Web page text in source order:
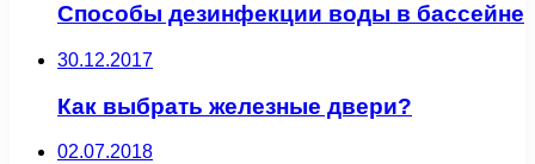
Способы дезинфекции воды в бассейне
30.12.2017
Как выбрать железные двери?
02.07.2018